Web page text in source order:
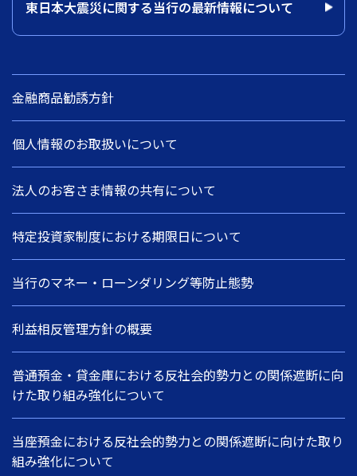
東日本大震災に関する当行の最新情報について
金融商品勧誘方針
個人情報のお取扱いについて
法人のお客さま情報の共有について
特定投資家制度における期限日について
当行のマネー・ローンダリング等防止態勢
利益相反管理方針の概要
普通預金・貸金庫における反社会的勢力との関係遮断に向
けた取り組み強化について
当座預金における反社会的勢力との関係遮断に向けた取り
組み強化について